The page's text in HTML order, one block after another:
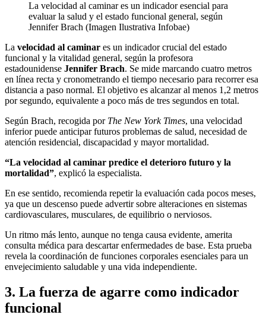
La velocidad al caminar es un indicador esencial para
evaluar la salud y el estado funcional general, según
Jennifer Brach (Imagen Ilustrativa Infobae)
La velocidad al caminar es un indicador crucial del estado
funcional y la vitalidad general, según la profesora
estadounidense Jennifer Brach. Se mide marcando cuatro metros
en línea recta y cronometrando el tiempo necesario para recorrer esa
distancia a paso normal. El objetivo es alcanzar al menos 1,2 metros
por segundo, equivalente a poco más de tres segundos en total.
Según Brach, recogida por The New York Times, una velocidad
inferior puede anticipar futuros problemas de salud, necesidad de
atención residencial, discapacidad y mayor mortalidad.
“La velocidad al caminar predice el deterioro futuro y la
mortalidad”, explicó la especialista.
En ese sentido, recomienda repetir la evaluación cada pocos meses,
ya que un descenso puede advertir sobre alteraciones en sistemas
cardiovasculares, musculares, de equilibrio o nerviosos.
Un ritmo más lento, aunque no tenga causa evidente, amerita
consulta médica para descartar enfermedades de base. Esta prueba
revela la coordinación de funciones corporales esenciales para un
envejecimiento saludable y una vida independiente.
3. La fuerza de agarre como indicador
funcional